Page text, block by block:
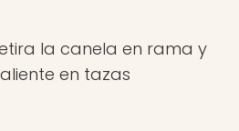
la canela en rama y
en tazas